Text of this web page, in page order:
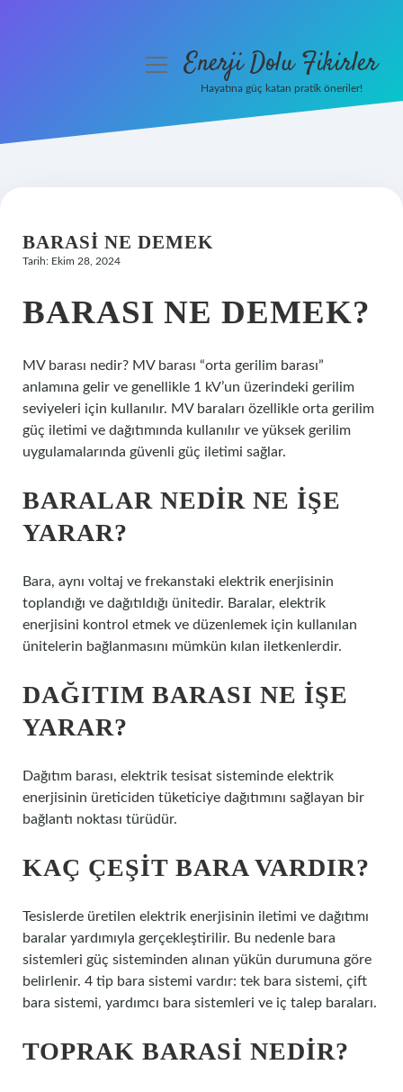
Hakkımızda
menüyüEnerji Dolu Fikirler
Hayatına güç katan pratik öneriler!
BARASI NE DEMEK
Tarih: Ekim 28, 2024
BARASI NE DEMEK?
MV barası nedir? MV barası “orta gerilim barası”
anlamına gelir ve genellikle 1 kV’un üzerindeki gerilim
seviyeleri için kullanılır. MV baraları özellikle orta gerilim
güç iletimi ve dağıtımında kullanılır ve yüksek gerilim
uygulamalarında güvenli güç iletimi sağlar.
BARALAR NEDIR NE IŞE
YARAR?
Bara, aynı voltaj ve frekanstaki elektrik enerjisinin
toplandığı ve dağıtıldığı ünitedir. Baralar, elektrik
enerjisini kontrol etmek ve düzenlemek için kullanılan
ünitelerin bağlanmasını mümkün kılan iletkenlerdir.
DAĞITIM BARASI NE IŞE
YARAR?
Dağıtım barası, elektrik tesisat sisteminde elektrik
enerjisinin üreticiden tüketiciye dağıtımını sağlayan bir
bağlantı noktası türüdür.
KAÇ ÇEŞIT BARA VARDIR?
Tesislerde üretilen elektrik enerjisinin iletimi ve dağıtımı
baralar yardımıyla gerçekleştirilir. Bu nedenle bara
sistemleri güç sisteminden alınan yükün durumuna göre
belirlenir. 4 tip bara sistemi vardır: tek bara sistemi, çift
bara sistemi, yardımcı bara sistemleri ve iç talep baraları.
TOPRAK BARASI NEDIR?